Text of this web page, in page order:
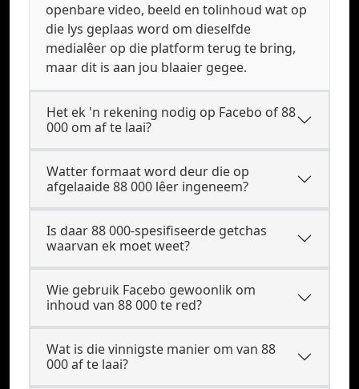
openbare video, beeld en tolinhoud wat op
die lys geplaas word om dieselfde
medialêer op die platform terug te bring,
maar dit is aan jou blaaier gegee.
Het ek 'n rekening nodig op Facebo of 88
000 om af te laai?
Watter formaat word deur die op
afgelaaide 88 000 lêer ingeneem?
Is daar 88 000-spesifiseerde getchas
waarvan ek moet weet?
Wie gebruik Facebo gewoonlik om
inhoud van 88 000 te red?
Wat is die vinnigste manier om van 88
000 af te laai?